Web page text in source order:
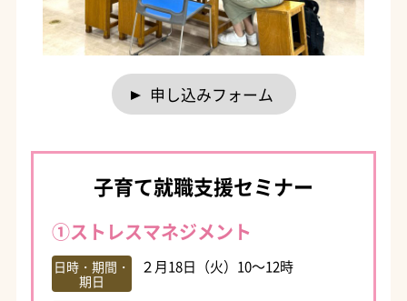
申し込みフォーム
子育て就職支援セミナー
①ストレスマネジメント
日時・期間・
期日
２月18日（火）10～12時